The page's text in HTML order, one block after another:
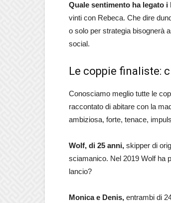
Quale sentimento ha legato
vinti con Rebeca. Che dire
o solo per strategia bisognerà
social.
Le coppie finaliste:
Conosciamo meglio tutte le
raccontato di abitare con la
ambiziosa, forte, tenace,
Wolf, di 25 anni, skipper di
sciamanico. Nel 2019 Wolf ha
lancio?
Monica e Denis, entrambi di